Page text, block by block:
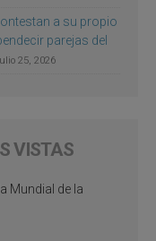
a su propio
parejas del
25, 2026
VISTAS
Mundial de la